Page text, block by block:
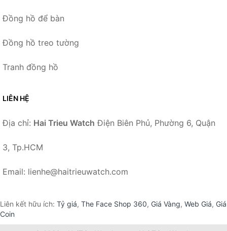
Đồng hồ để bàn
Đồng hồ treo tường
Tranh đồng hồ
LIÊN HỆ
Địa chỉ: Hai Trieu Watch Điện Biên Phủ, Phường 6, Quận
3, Tp.HCM
Email: lienhe@haitrieuwatch.com
Liên kết hữu ích: Tỷ giá, The Face Shop 360, Giá Vàng, Web Giá, Giá
Coin